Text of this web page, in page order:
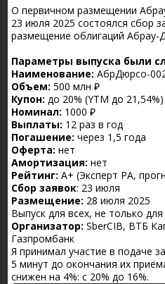
О первичном размещении
23 июля 2025 состоялся сбор
размещение облигаций Абрау-
Параметры выпуска были
Наименование: АбрДюрсо-
Объем: 500 млн ₽
Купон: до 20% (YTM до 21,54%)
Номинал: 1000 ₽
Выплаты: 12 раз в год
Погашение: через 1,5 года
Оферта: нет
Амортизация: нет
Рейтинг: А+ (Эксперт РА,
Сбор заявок: 23 июля
Размещение: 28 июля 2025
Выпуск для всех, не только для
Организатор: SberCIB, ВТБ
Газпромбанк
Я принимал участие в подаче
5 минут до окончания их
снижен на 4%: с 20% до 16%.